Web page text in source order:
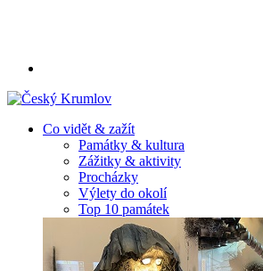
Co vidět & zažít
Památky & kultura
Zážitky & aktivity
Procházky
Výlety do okolí
Top 10 památek